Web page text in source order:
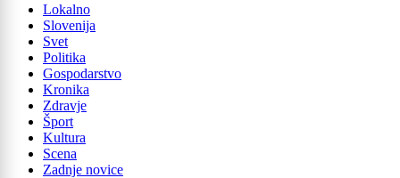
Lokalno
Slovenija
Svet
Politika
Gospodarstvo
Kronika
Zdravje
Šport
Kultura
Scena
Zadnje novice